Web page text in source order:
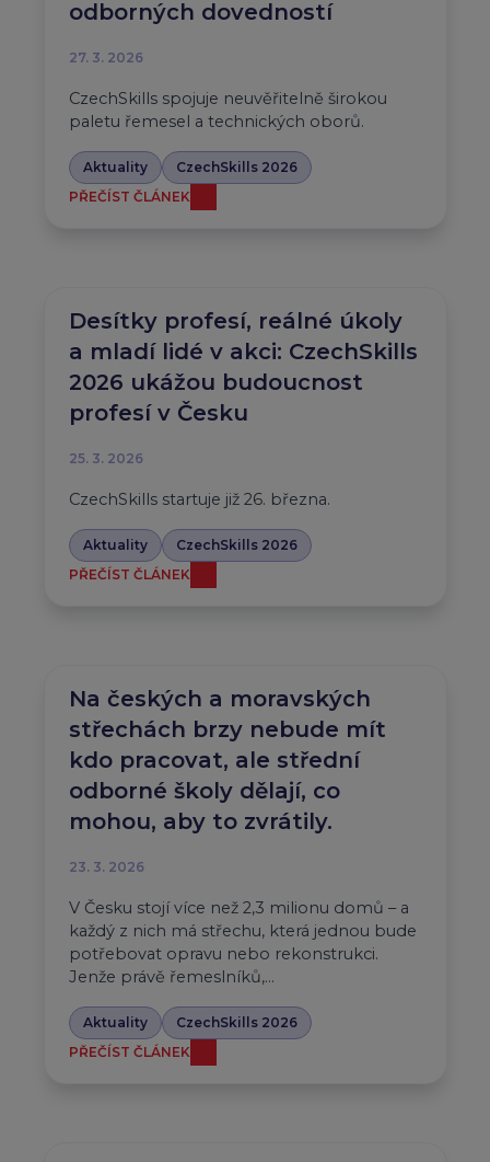
odborných dovedností
27. 3. 2026
CzechSkills spojuje neuvěřitelně širokou
paletu řemesel a technických oborů.
Aktuality
CzechSkills 2026
PŘEČÍST ČLÁNEK
Desítky profesí, reálné úkoly
a mladí lidé v akci: CzechSkills
2026 ukážou budoucnost
profesí v Česku
25. 3. 2026
CzechSkills startuje již 26. března.
Aktuality
CzechSkills 2026
PŘEČÍST ČLÁNEK
Na českých a moravských
střechách brzy nebude mít
kdo pracovat, ale střední
odborné školy dělají, co
mohou, aby to zvrátily.
23. 3. 2026
V Česku stojí více než 2,3 milionu domů – a
každý z nich má střechu, která jednou bude
potřebovat opravu nebo rekonstrukci.
Jenže právě řemeslníků,…
Aktuality
CzechSkills 2026
PŘEČÍST ČLÁNEK